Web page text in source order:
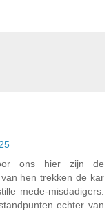
ons hier zijn de
hen trekken de kar
mede-misdadigers.
echter van